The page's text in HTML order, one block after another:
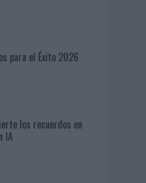
para el Éxito 2026
los recuerdos en
IA